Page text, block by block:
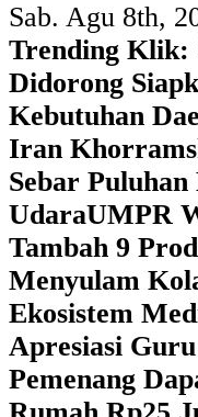
Sab. Agu 8th,
Trending Klik:
Didorong
Kebutuhan
Iran
Sebar
UdaraUMPR
Tambah 9
Menyulam
Ekosistem
Apresiasi
Pemenang